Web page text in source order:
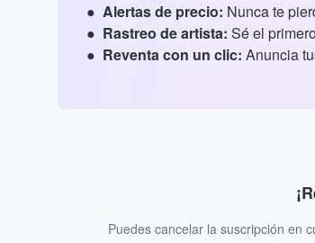
Alertas de precio: Nunca te
Rastreo de artista: Sé el
Reventa con un clic: Anuncia
Puedes cancelar la suscripción en